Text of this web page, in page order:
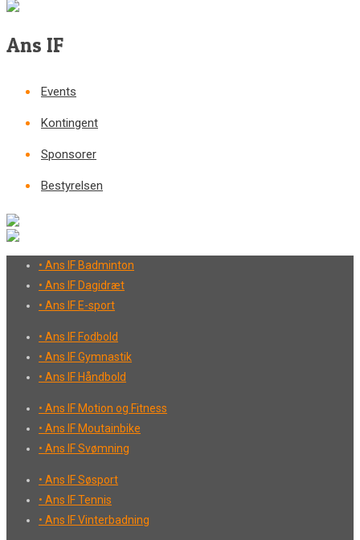
Ans IF
Events
Kontingent
Sponsorer
Bestyrelsen
• Ans IF Badminton
• Ans IF Dagidræt
• Ans IF E-sport
• Ans IF Fodbold
• Ans IF Gymnastik
• Ans IF Håndbold
• Ans IF Motion og Fitness
• Ans IF Moutainbike
• Ans IF Svømning
• Ans IF Søsport
• Ans IF Tennis
• Ans IF Vinterbadning